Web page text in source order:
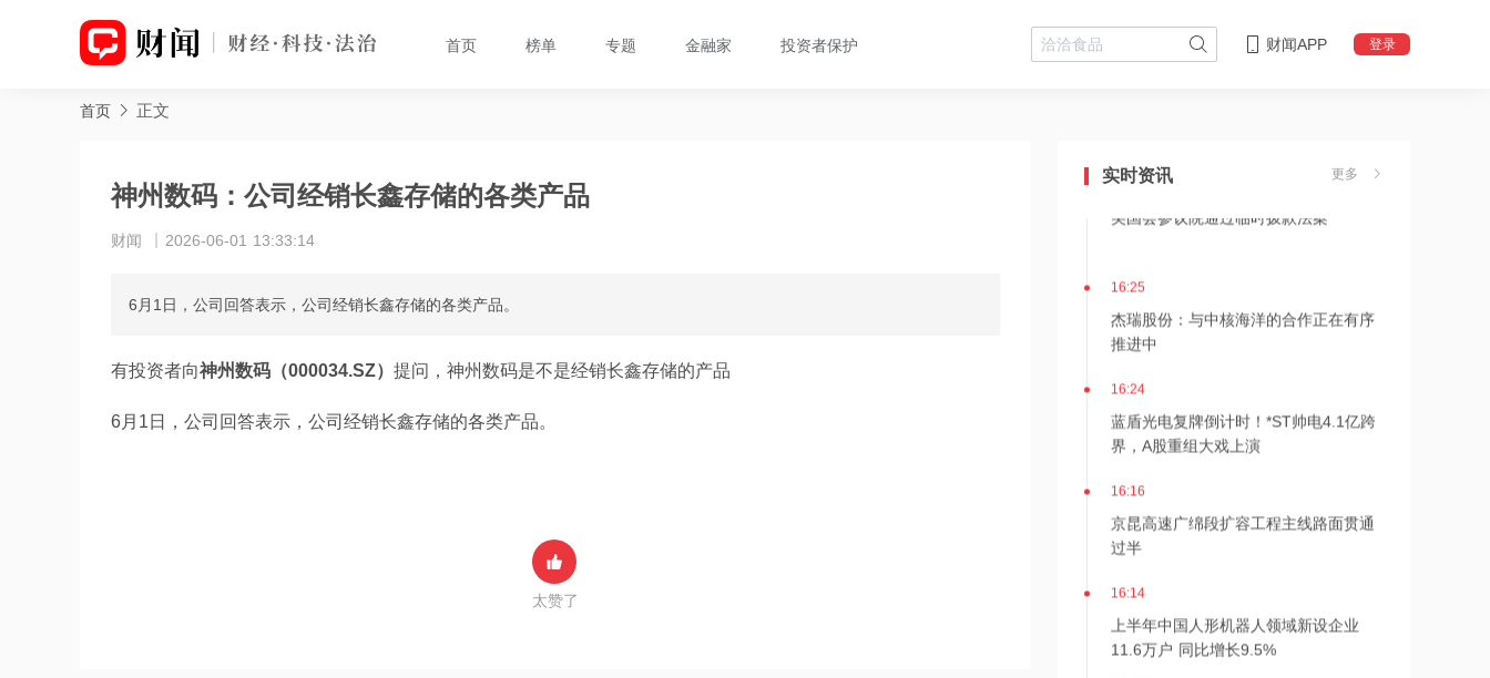
首页 榜单 专题 金融家 投资者保护 财闻APP 登录
首页 正文
神州数码：公司经销长鑫存储的各类产品
财闻 2026-06-01 13:33:14
6月1日，公司回答表示，公司经销长鑫存储的各类产品。
有投资者向神州数码（000034.SZ） 提问，神州数码是不是经销长鑫存储的产品
6月1日，公司回答表示，公司经销长鑫存储的各类产品。
太赞了
实时资讯 更多
16:29
16:25
杰瑞股份：与中核海洋的合作正在有序
推进中
16:24
蓝盾光电复牌倒计时！*ST帅电4.1亿跨
界，A股重组大戏上演
16:16
京昆高速广绵段扩容工程主线路面贯通
过半
16:14
上半年中国人形机器人领域新设企业
11.6万户 同比增长9.5%